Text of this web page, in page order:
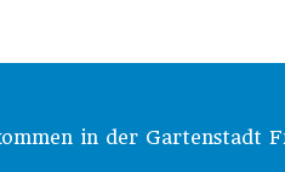
in der Gartenstadt